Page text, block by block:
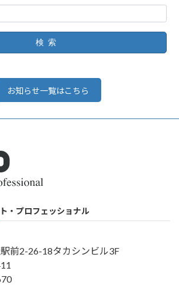
検索
お知らせ一覧はこちら
・プロフェッショナル
前2-26-18タカシンビル3F